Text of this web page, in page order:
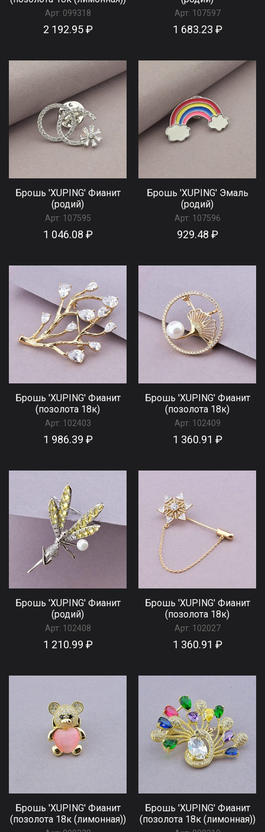
Арт: 099318
2 192.95 ₽
Арт: 107597
1 683.23 ₽
Брошь 'XUPING' Фианит
(родий)
Арт: 107595
1 046.08 ₽
Брошь 'XUPING' Эмаль
(родий)
Арт: 107596
929.48 ₽
Брошь 'XUPING' Фианит
(позолота 18к)
Арт: 102403
1 986.39 ₽
Брошь 'XUPING' Фианит
(позолота 18к)
Арт: 102409
1 360.91 ₽
Брошь 'XUPING' Фианит
(родий)
Арт: 102408
1 210.99 ₽
Брошь 'XUPING' Фианит
(позолота 18к)
Арт: 102027
1 360.91 ₽
Брошь 'XUPING' Фианит
(позолота 18к (лимонная))
Брошь 'XUPING' Фианит
(позолота 18к (лимонная))